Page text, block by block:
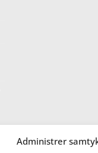
Administrer